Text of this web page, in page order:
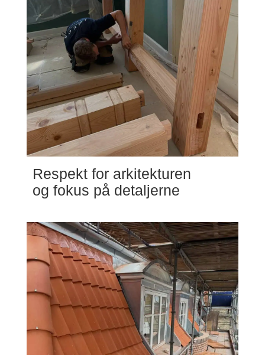
Respekt for arkitekturen
og fokus på detaljerne